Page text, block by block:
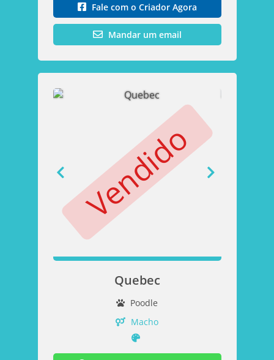
Fale com o Criador Agora
Mandar um email
Vendido
Quebec
Poodle
Macho